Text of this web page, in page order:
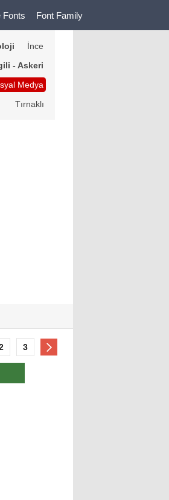
Fonts Font Family
İnce
- Askeri
Medya
Tırnaklı
3